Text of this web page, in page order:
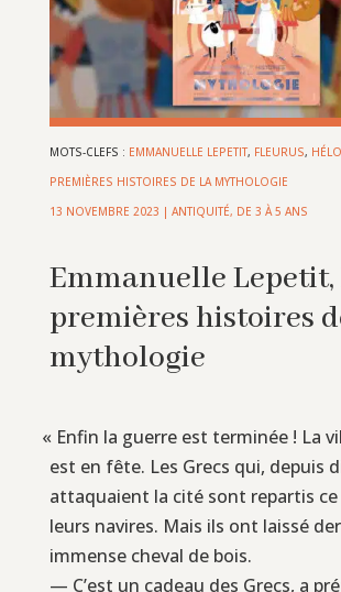
MOTS-CLEFS : EMMANUELLE LEPETIT, FLEURUS,
PREMIÈRES HISTOIRES DE LA MYTHOLOGIE
13 NOVEMBRE 2023 | ANTIQUITÉ, DE 3 À 5 ANS
Emmanuelle Lepetit,
premières histoires
mythologie
« Enfin la guerre est terminée ! La
est en fête. Les Grecs qui, depuis
attaquaient la cité sont repartis
leurs navires. Mais ils ont laissé
immense cheval de bois.
— C’est un cadeau des Grecs, a